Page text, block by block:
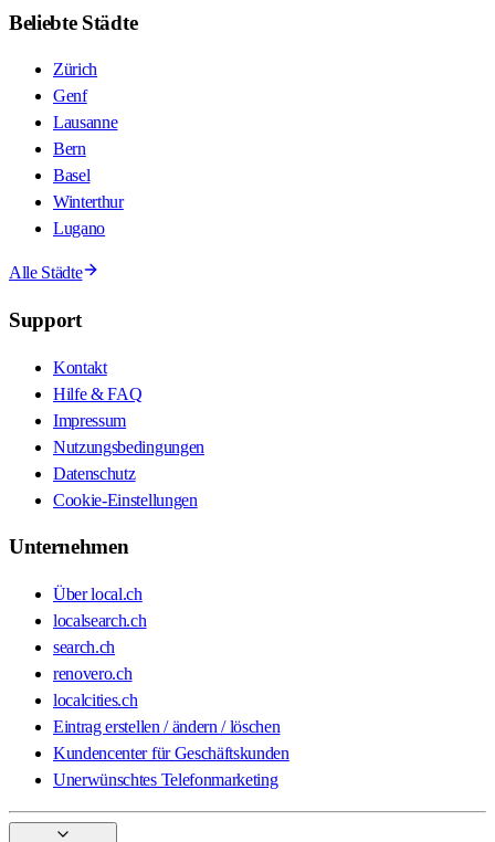
Beliebte Städte
Zürich
Genf
Lausanne
Bern
Basel
Winterthur
Lugano
Alle Städte
Support
Kontakt
Hilfe & FAQ
Impressum
Nutzungsbedingungen
Datenschutz
Cookie-Einstellungen
Unternehmen
Über local.ch
localsearch.ch
search.ch
renovero.ch
localcities.ch
Eintrag erstellen / ändern / löschen
Kundencenter für Geschäftskunden
Unerwünschtes Telefonmarketing